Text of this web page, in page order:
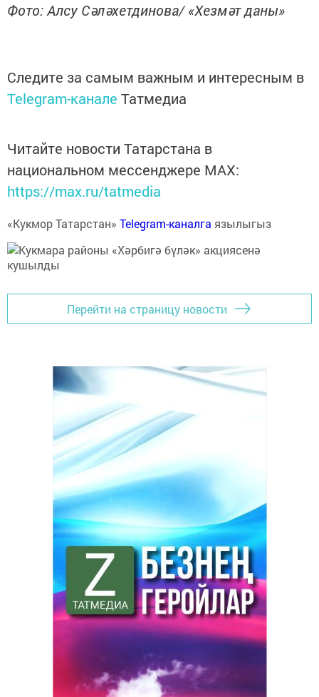
Фото: Алсу Сәләхетдинова/ «Хезмәт даны»
Следите за самым важным и интересным в
Telegram-канале Татмедиа
Читайте новости Татарстана в
национальном мессенджере MАХ:
https://max.ru/tatmedia
«Кукмор Татарстан» Telegram-каналга язылыгыз
Перейти на страницу новости